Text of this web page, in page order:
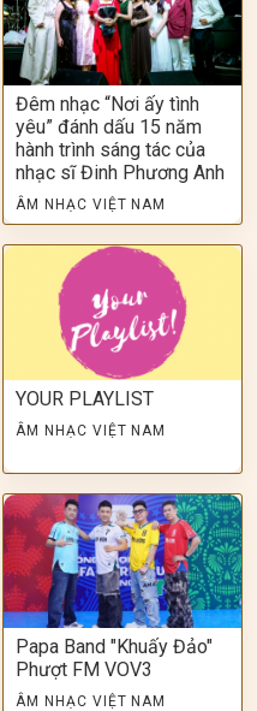
Đêm nhạc “Nơi ấy tình
yêu” đánh dấu 15 năm
hành trình sáng tác của
nhạc sĩ Đinh Phương Anh
ÂM NHẠC VIỆT NAM
YOUR PLAYLIST
ÂM NHẠC VIỆT NAM
Papa Band "Khuấy Đảo"
Phượt FM VOV3
ÂM NHẠC VIỆT NAM